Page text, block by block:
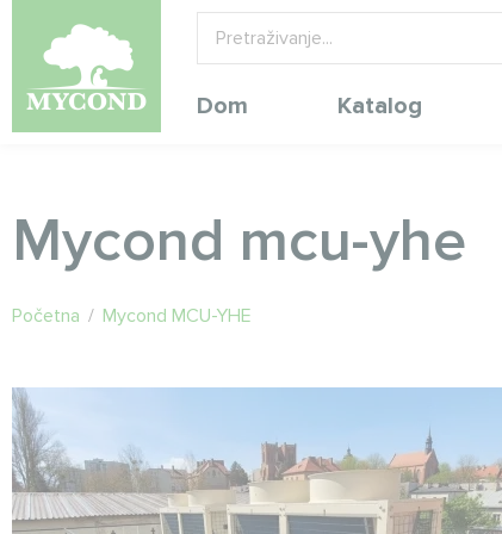
Dom Katalog
Mycond mcu-yhe
Početna / Mycond MCU-YHE